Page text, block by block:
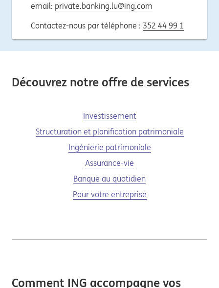
email: private.banking.lu@ing.com
Contactez-nous par téléphone : 352 44 99 1
Découvrez notre offre de services
Investissement
Structuration et planification patrimoniale
Ingénierie patrimoniale
Assurance-vie
Banque au quotidien
Pour votre entreprise
Comment ING accompagne vos